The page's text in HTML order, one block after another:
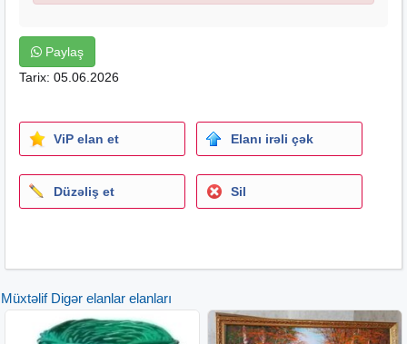
Paylaş
Tarix: 05.06.2026
ViP elan et Elanı irəli çək
Düzəliş et Sil
Müxtəlif Digər elanlar elanları